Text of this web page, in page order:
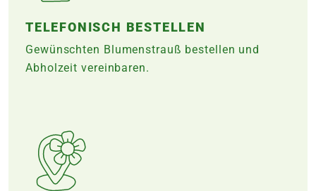
TELEFONISCH BESTELLEN
Gewünschten Blumenstrauß bestellen und
Abholzeit vereinbaren.